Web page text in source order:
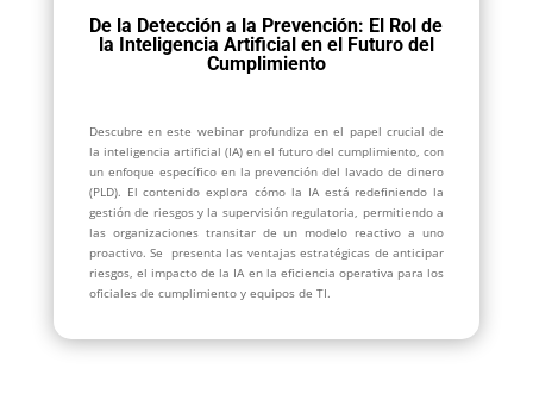
De la Detección a la Prevención: El Rol de
la Inteligencia Artificial en el Futuro del
Cumplimiento
Descubre en este webinar profundiza en el papel crucial de
la inteligencia artificial (IA) en el futuro del cumplimiento, con
un enfoque específico en la prevención del lavado de dinero
(PLD). El contenido explora cómo la IA está redefiniendo la
gestión de riesgos y la supervisión regulatoria, permitiendo a
las organizaciones transitar de un modelo reactivo a uno
proactivo. Se presenta las ventajas estratégicas de anticipar
riesgos, el impacto de la IA en la eficiencia operativa para los
oficiales de cumplimiento y equipos de TI.